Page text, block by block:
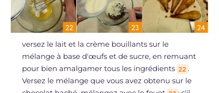
versez le lait et la crème bouillants sur le
mélange à base d'œufs et de sucre, en remuant
pour bien amalgamer tous les ingrédients 22 .
Versez le mélange que vous avez obtenu sur le